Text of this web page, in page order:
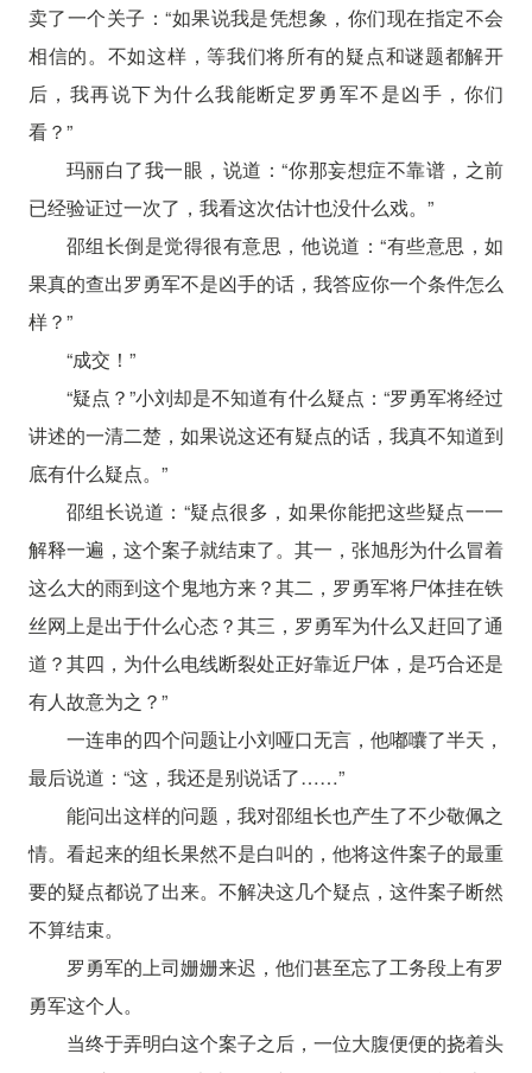
卖了一个关子：“如果说我是凭想象，你们现在指定不会
相信的。不如这样，等我们将所有的疑点和谜题都解开
后，我再说下为什么我能断定罗勇军不是凶手，你们
看？”
玛丽白了我一眼，说道：“你那妄想症不靠谱，之前
已经验证过一次了，我看这次估计也没什么戏。”
邵组长倒是觉得很有意思，他说道：“有些意思，如
果真的查出罗勇军不是凶手的话，我答应你一个条件怎么
样？”
“成交！”
“疑点？”小刘却是不知道有什么疑点：“罗勇军将经过
讲述的一清二楚，如果说这还有疑点的话，我真不知道到
底有什么疑点。”
邵组长说道：“疑点很多，如果你能把这些疑点一一
解释一遍，这个案子就结束了。其一，张旭彤为什么冒着
这么大的雨到这个鬼地方来？其二，罗勇军将尸体挂在铁
丝网上是出于什么心态？其三，罗勇军为什么又赶回了通
道？其四，为什么电线断裂处正好靠近尸体，是巧合还是
有人故意为之？”
一连串的四个问题让小刘哑口无言，他嘟囔了半天，
最后说道：“这，我还是别说话了……”
能问出这样的问题，我对邵组长也产生了不少敬佩之
情。看起来的组长果然不是白叫的，他将这件案子的最重
要的疑点都说了出来。不解决这几个疑点，这件案子断然
不算结束。
罗勇军的上司姗姗来迟，他们甚至忘了工务段上有罗
勇军这个人。
当终于弄明白这个案子之后，一位大腹便便的挠着头